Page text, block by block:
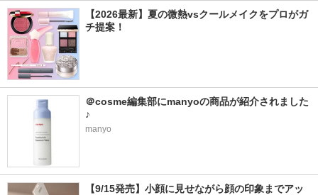
【2026最新】夏の微熱vsクールメイクをプロがガ
チ提案！
＠cosme編集部にmanyoの商品が紹介されました
♪
manyo
【9/15発売】小顔に見せながら顔の印象までアッ